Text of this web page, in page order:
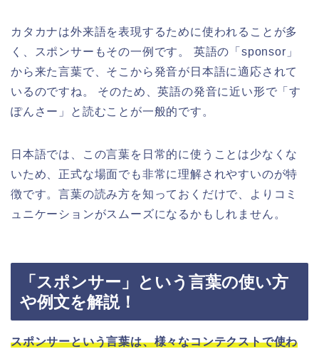
カタカナは外来語を表現するために使われることが多
く、スポンサーもその一例です。 英語の「sponsor」
から来た言葉で、そこから発音が日本語に適応されて
いるのですね。 そのため、英語の発音に近い形で「す
ぽんさー」と読むことが一般的です。
日本語では、この言葉を日常的に使うことは少なくな
いため、正式な場面でも非常に理解されやすいのが特
徴です。言葉の読み方を知っておくだけで、よりコミ
ュニケーションがスムーズになるかもしれません。
「スポンサー」という言葉の使い方
や例文を解説！
スポンサーという言葉は、様々なコンテクストで使わ